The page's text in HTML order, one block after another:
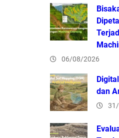
06/08/2026
dan